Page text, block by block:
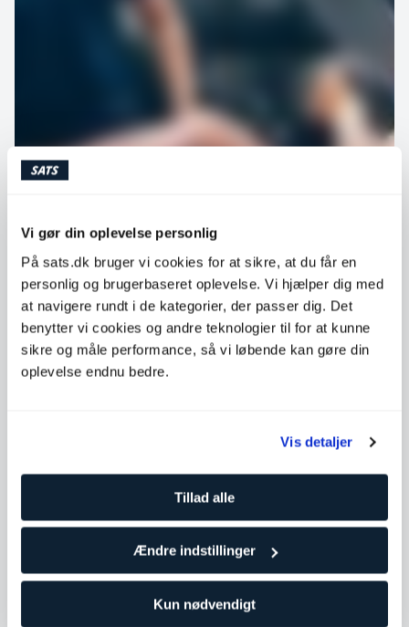
Vi gør din oplevelse personlig
På sats.dk bruger vi cookies for at sikre, at du får en
personlig og brugerbaseret oplevelse. Vi hjælper dig med
at navigere rundt i de kategorier, der passer dig. Det
benytter vi cookies og andre teknologier til for at kunne
sikre og måle performance, så vi løbende kan gøre din
oplevelse endnu bedre.
Vis detaljer
Tillad alle
Ændre indstillinger
Kun nødvendigt
Få tips fra vores personlige
træner, Erik!
Vores personlige træner, Erik, har lavet en workout på
kun 30 minutter, som er perfekt til en travl
eksamensperiode. Denne workout er designet med